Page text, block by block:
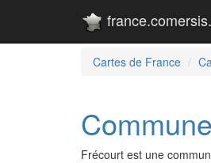
Cartes de France
Frécourt est une